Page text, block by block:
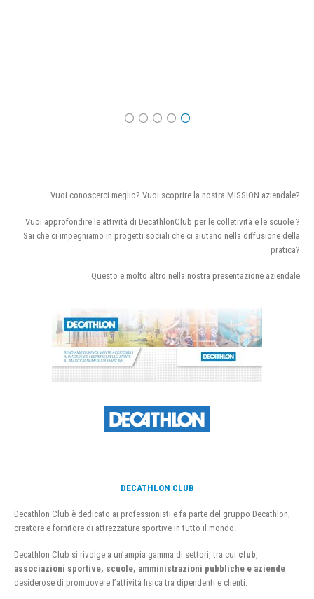
Vuoi conoscerci meglio? Vuoi scoprire la nostra MISSION aziendale?
Vuoi approfondire le attività di DecathlonClub per le colletività e le scuole ?
Sai che ci impegniamo in progetti sociali che ci aiutano nella diffusione della
pratica?
Questo e molto altro nella nostra presentazione aziendale
DECATHLON CLUB
Decathlon Club è dedicato ai professionisti e fa parte del gruppo Decathlon,
creatore e fornitore di attrezzature sportive in tutto il mondo.
Decathlon Club si rivolge a un’ampia gamma di settori, tra cui club
associazioni sportive, scuole, amministrazioni pubbliche e aziende
desiderose di promuovere l’attività fisica tra dipendenti e clienti.